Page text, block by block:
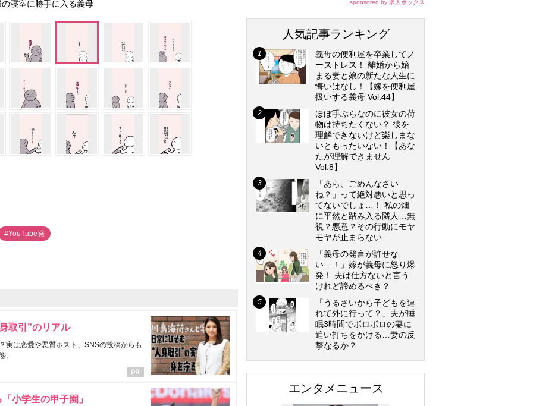
寝室に勝手に入る義母
#YouTube発
取引”のリアル
実は恋愛や悪質ホスト、SNSの投稿からも
。
小学生の甲子園」
sponsored by 求人ボックス
人気記事ランキング
義母の便利屋を卒業してノ
ーストレス！ 離婚から始
まる妻と娘の新たな人生に
悔いはなし！【嫁を便利屋
扱いする義母 Vol.44】
ほぼ手ぶらなのに彼女の荷
物は持ちたくない？ 彼を
理解できないけど楽しまな
いともったいない！【あな
たが理解できません
Vol.8】
「あら、ごめんなさい
ね？」って絶対悪いと思っ
てないでしょ…！ 私の畑
に平然と踏み入る隣人…無
視？悪意？その行動にモヤ
モヤが止まらない
「義母の発言が許せな
い…！」嫁が義母に怒り爆
発！ 夫は仕方ないと言う
けれど諦めるべき？
「うるさいから子どもを連
れて外に行って？」夫が睡
眠3時間でボロボロの妻に
追い打ちをかける…妻の反
撃なるか？
エンタメニュース